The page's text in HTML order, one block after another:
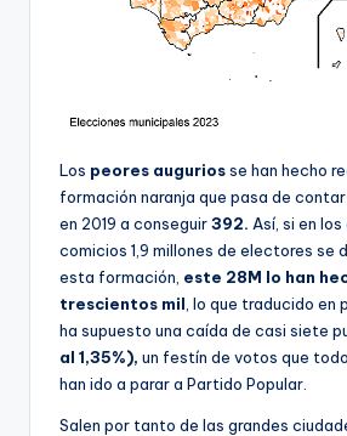
Los peores auguriosse han hecho
formación naranja que pasa de
en 2019 a conseguir392. Así, si en
comicios 1,9 millones de electores se
esta formación, este 28M lo han
trescientos mil , lo que traducido
ha supuesto una caída de casi siete
al 1,35%), un festín de votos que
han ido a parar a Partido Popular.
Salen por tanto de las grandes